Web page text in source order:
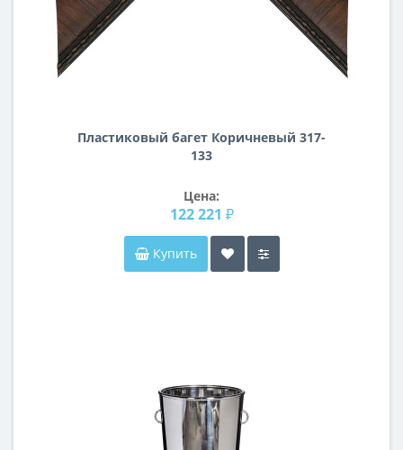
Пластиковый багет Коричневый 317-
133
Цена:
122 221 ₽
Купить